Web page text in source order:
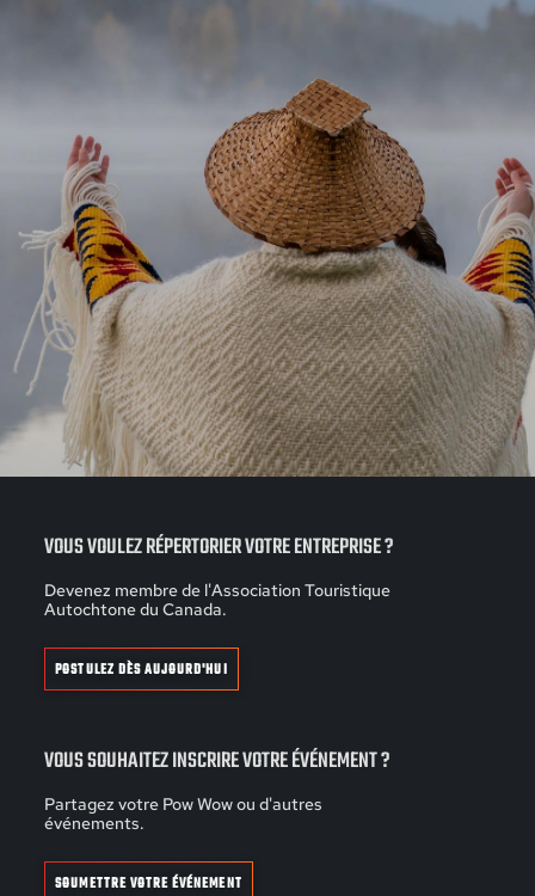
VOUS VOULEZ RÉPERTORIER VOTRE ENTREPRISE ?
Devenez membre de l'Association Touristique
Autochtone du Canada.
POSTULEZ DÈS AUJOURD'HUI
VOUS SOUHAITEZ INSCRIRE VOTRE ÉVÉNEMENT ?
Partagez votre Pow Wow ou d'autres
événements.
SOUMETTRE VOTRE ÉVÉNEMENT